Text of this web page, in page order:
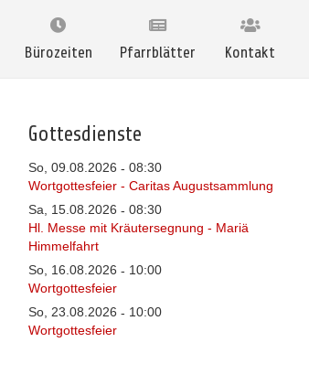
Bürozeiten Pfarrblätter Kontakt
Gottesdienste
So, 09.08.2026 - 08:30
Wortgottesfeier - Caritas Augustsammlung
Sa, 15.08.2026 - 08:30
Hl. Messe mit Kräutersegnung - Mariä
Himmelfahrt
So, 16.08.2026 - 10:00
Wortgottesfeier
So, 23.08.2026 - 10:00
Wortgottesfeier